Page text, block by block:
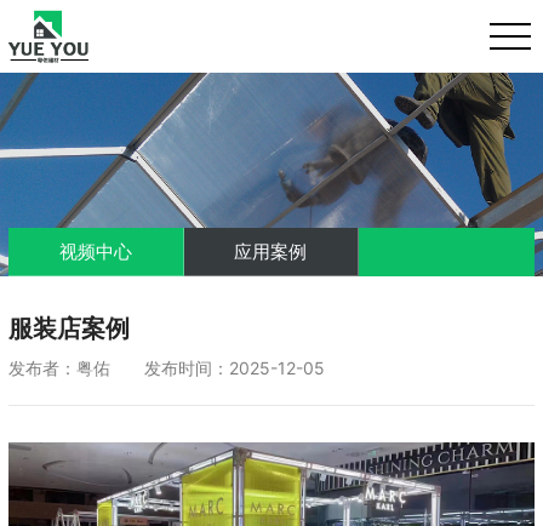
视频中心 应用案例
服装店案例
发布者：粤佑 发布时间：2025-12-05